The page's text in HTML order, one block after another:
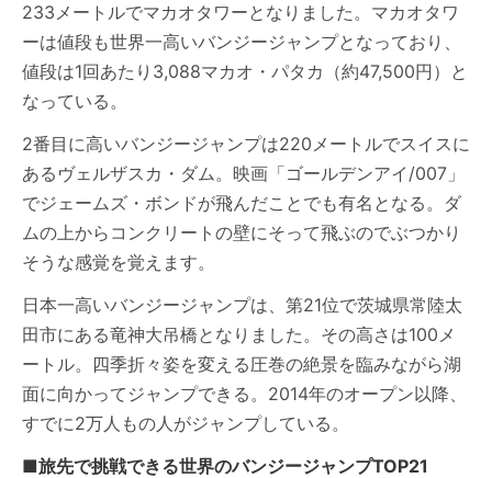
233メートルでマカオタワーとなりました。マカオタワ
ーは値段も世界一高いバンジージャンプとなっており、
値段は1回あたり3,088マカオ・パタカ（約47,500円）と
なっている。
2番目に高いバンジージャンプは220メートルでスイスに
あるヴェルザスカ・ダム。映画「ゴールデンアイ/007」
でジェームズ・ボンドが飛んだことでも有名となる。ダ
ムの上からコンクリートの壁にそって飛ぶのでぶつかり
そうな感覚を覚えます。
日本一高いバンジージャンプは、第21位で茨城県常陸太
田市にある竜神大吊橋となりました。その高さは100メ
ートル。四季折々姿を変える圧巻の絶景を臨みながら湖
面に向かってジャンプできる。2014年のオープン以降、
すでに2万人もの人がジャンプしている。
■旅先で挑戦できる世界のバンジージャンプTOP21